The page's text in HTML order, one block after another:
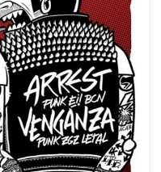
Sábado 13 de
Kike Mur (Pza. de la
(Punk Ei! héroes
en Zaragoza.
tocando todo
mil proyectos
de estado,